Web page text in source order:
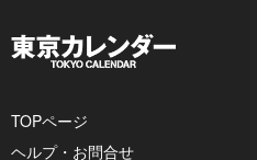
TOPページ
ヘルプ・お問合せ